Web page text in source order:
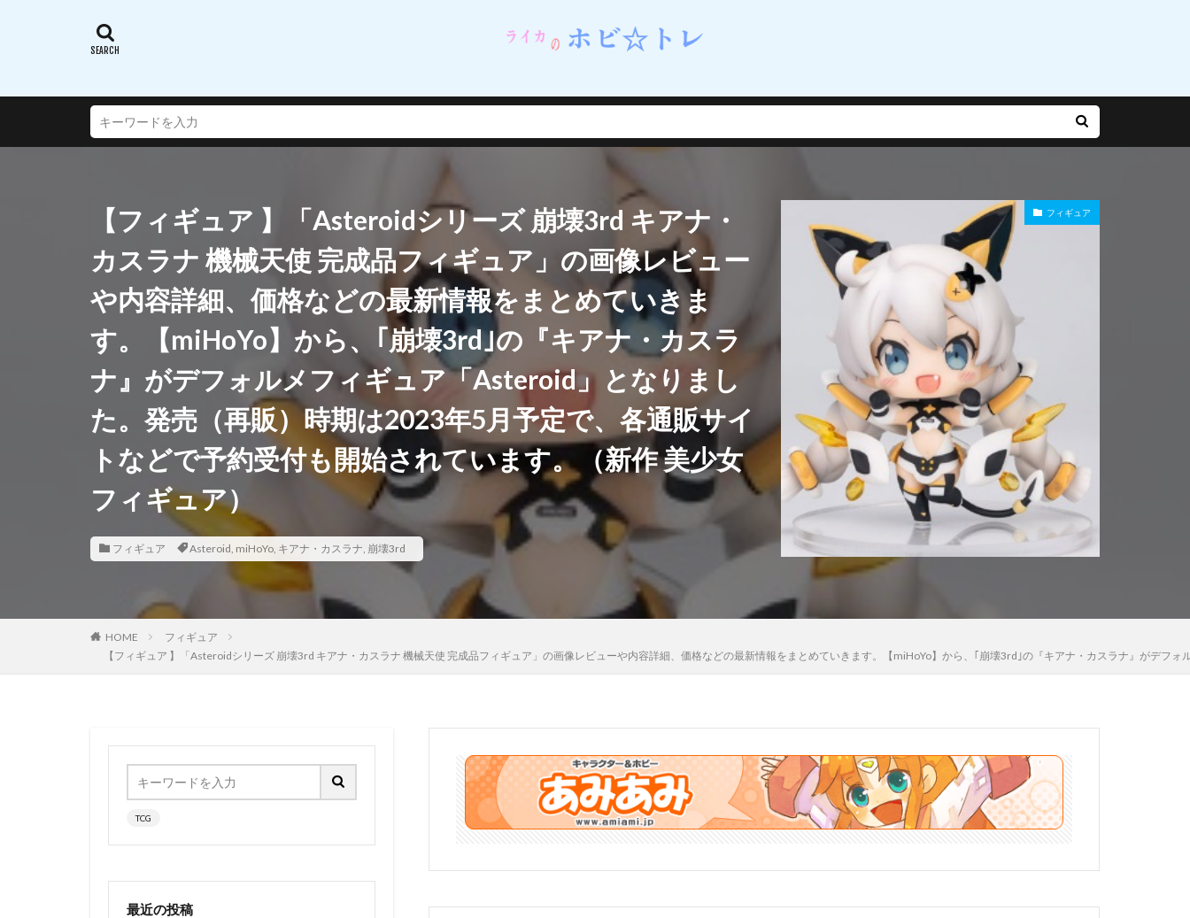
蝸之殼スタジオ（スネイルシェルスタジオ）
角楯カリン 設定資料集
超次元ゲイムネプテューヌ
超絶最かわてんしちゃん 踊り子
軌跡シリーズ
遠野秋葉
酒呑童子 重兵装型女子高生 金糸雀 金色の闇
錦木千束 長瀞さん 閃乱カグラ
閃乱カグラ NewWave Gバースト
閃乱カグラ SHINOVI MASTER ～東京妖魔編～
閃刀姫 開栓注意 間桐桜
阿波連さんははかれない
阿波連れいな 限定販売 陰の実力者になりたくて！
陰陽師本格幻想RPG
陸八魔アル
陽夏木ミカン 雛苺 雛衣ポーレット 雨天決行
雪音クリス
雪風 雷電芽衣 雷霆特遣隊 WHISKY・SOUR 霊使い
霧雨魔理沙
青春ブタ野郎はバニーガール先輩の夢を見ない
青眼の究極竜 静山マシロ
風紀委員長
風薫る - 放課後
風霊使いウィン/Wynn the Wind Chamer 風鳴翼 食戟のソーマ
食蜂操祈
香月芽郁
駿河 骸骨騎士様、只今異世界へお出掛け中 高坂桐乃 高巻杏 高木さん
高雄
鬼滅の刃
魂魄妖夢 魔太郎 魔女の旅々 魔妖 魔弾 魔法少女
魔法少女まどか☆マギカ
魔法少女まどかマギカ
鴉羽 鷺沢文香 鹿乃 黒チャイナさん 黒咲芽亜
黒猫
龍造寺朱音 １／ ONE SLASH
検索
【フィギュア 】「Asteroidシリーズ 崩壊3rd キアナ・
カスラナ 機械天使 完成品フィギュア」の画像レビュー
や内容詳細、価格などの最新情報をまとめていきま
す。【miHoYo】から、｢崩壊3rd｣の『キアナ・カスラ
ナ』がデフォルメフィギュア「Asteroid」となりまし
た。発売（再販）時期は2023年5月予定で、各通販サイ
トなどで予約受付も開始されています。（新作 美少女
フィギュア）
フィギュア Asteroid, miHoYo, キアナ・カスラナ, 崩壊3rd
フィギュア
HOME
フィギュア
【フィギュア 】「Asteroidシリーズ 崩壊3rd キアナ・カスラナ 機械天使 完成品フィギュア」の画像レビューや内容詳細、価格などの最新情報をまとめていきます。【miHoYo】から、｢崩壊3rd｣の『キアナ・カスラナ』がデ
TCG
最近の投稿